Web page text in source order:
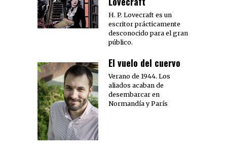
H. P. Lovecraft es un
escritor prácticamente
desconocido para el gran
público.
El vuelo del cuervo
Verano de 1944. Los
aliados acaban de
desembarcar en
Normandía y París